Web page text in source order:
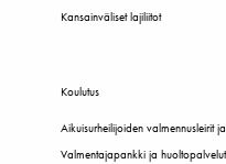
Kansainväliset lajiliitot
Koulutus
Aikuisurheilijoiden valmennusleirit
Valmentajapankki ja huoltopalvelut